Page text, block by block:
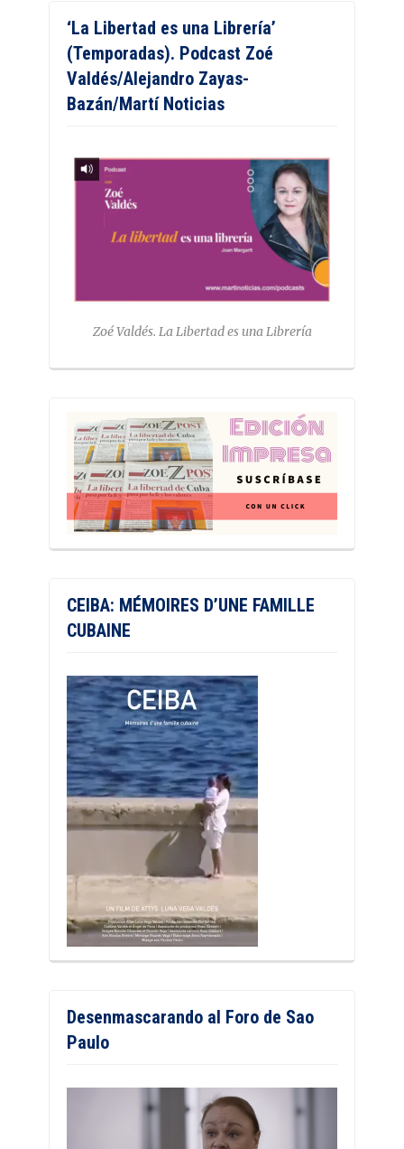
‘La Libertad es una Librería’
(Temporadas). Podcast Zoé
Valdés/Alejandro Zayas-
Bazán/Martí Noticias
Zoé Valdés. La Libertad es una Librería
CEIBA: MÉMOIRES D’UNE FAMILLE
CUBAINE
Desenmascarando al Foro de Sao
Paulo